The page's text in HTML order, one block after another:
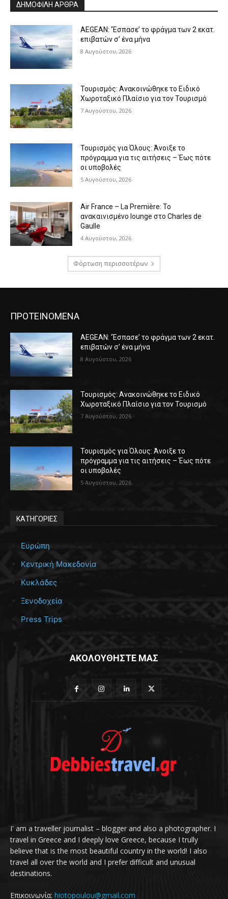
ΔΗΜΟΦΙΛΗ ΑΡΘΡΑ
AEGEAN: ‘Έσπασε’ το φράγμα των 2 εκατ.
επιβατών σ’ ένα μήνα
8 Αυγούστου, 2026
Τουρισμός: Ανακοινώθηκε το Ειδικό
Χωροταξικό Πλαίσιο για τον Τουρισμό
7 Αυγούστου, 2026
Τουρισμός για Όλους: Άνοιξε το
πρόγραμμα για τις αιτήσεις – Έως πότε
οι υποβολές
5 Αυγούστου, 2026
Air France – La Première: Το
ανακαινισμένο lounge στο Charles de
Gaulle
4 Αυγούστου, 2026
Φόρτωση περισσοτέρων
ΠΡΟΤΕΙΝΟΜΕΝΑ
AEGEAN: ‘Έσπασε’ το φράγμα των 2 εκατ.
επιβατών σ’ ένα μήνα
8 Αυγούστου, 2026
Τουρισμός: Ανακοινώθηκε το Ειδικό
Χωροταξικό Πλαίσιο για τον Τουρισμό
7 Αυγούστου, 2026
Τουρισμός για Όλους: Άνοιξε το
πρόγραμμα για τις αιτήσεις – Έως πότε
οι υποβολές
5 Αυγούστου, 2026
ΚΑΤΗΓΟΡΙΕΣ
Ευρώπη
Κεντρική Μακεδονία
Κυκλάδες
Ξενοδοχεία
Press Trips
ΑΚΟΛΟΥΘΗΣΤΕ ΜΑΣ
I' am a traveller journalist – blogger and also a photographer. I
travel in Greece and I deeply love Greece, because I trully
believe that is the most beautiful country in the world! I also
travel all over the world and I prefer difficult and unusual
destinations.
Επικοινωνία: hiotopoulou@gmail.com